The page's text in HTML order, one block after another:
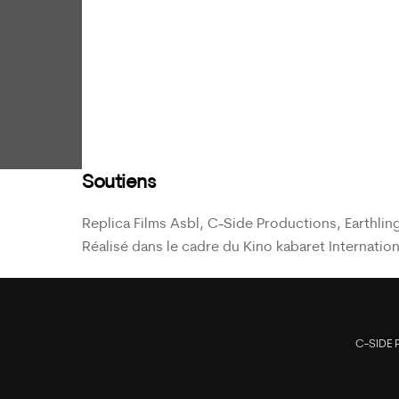
Soutiens
Replica Films Asbl, C-Side Productions,
Réalisé dans le cadre du Kino kabaret
C-SIDE